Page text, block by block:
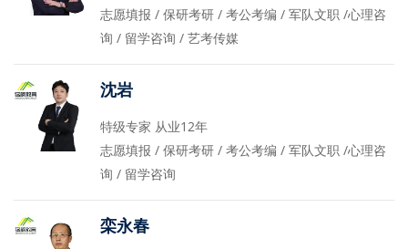
志愿填报 / 保研考研 / 考公考编 / 军队文职 /心理咨
询 / 留学咨询 / 艺考传媒
沈岩
特级专家 从业12年
志愿填报 / 保研考研 / 考公考编 / 军队文职 /心理咨
询 / 留学咨询
栾永春